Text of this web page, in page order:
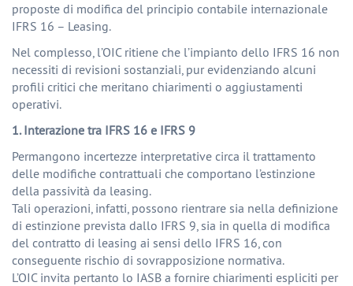
proposte di modifica del principio contabile internazionale
IFRS 16 – Leasing.
Nel complesso, l’OIC ritiene che l’impianto dello IFRS 16 non
necessiti di revisioni sostanziali, pur evidenziando alcuni
profili critici che meritano chiarimenti o aggiustamenti
operativi.
1. Interazione tra IFRS 16 e IFRS 9
Permangono incertezze interpretative circa il trattamento
delle modifiche contrattuali che comportano l’estinzione
della passività da leasing.
Tali operazioni, infatti, possono rientrare sia nella definizione
di estinzione prevista dallo IFRS 9, sia in quella di modifica
del contratto di leasing ai sensi dello IFRS 16, con
conseguente rischio di sovrapposizione normativa.
L’OIC invita pertanto lo IASB a fornire chiarimenti espliciti per